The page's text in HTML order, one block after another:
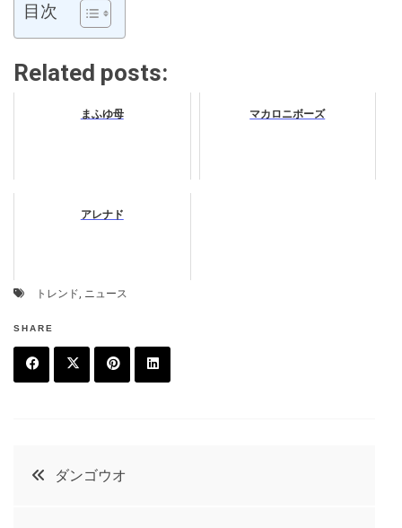
目次
Related posts:
まふゆ母 マカロニボーズ
アレナド
トレンド, ニュース
SHARE
e
投
ダンゴウオ